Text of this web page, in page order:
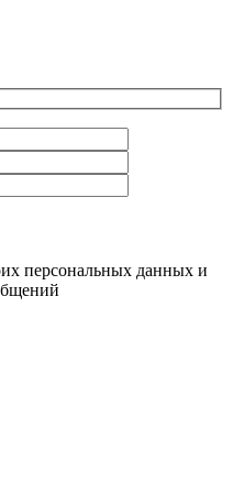
персональных данных и